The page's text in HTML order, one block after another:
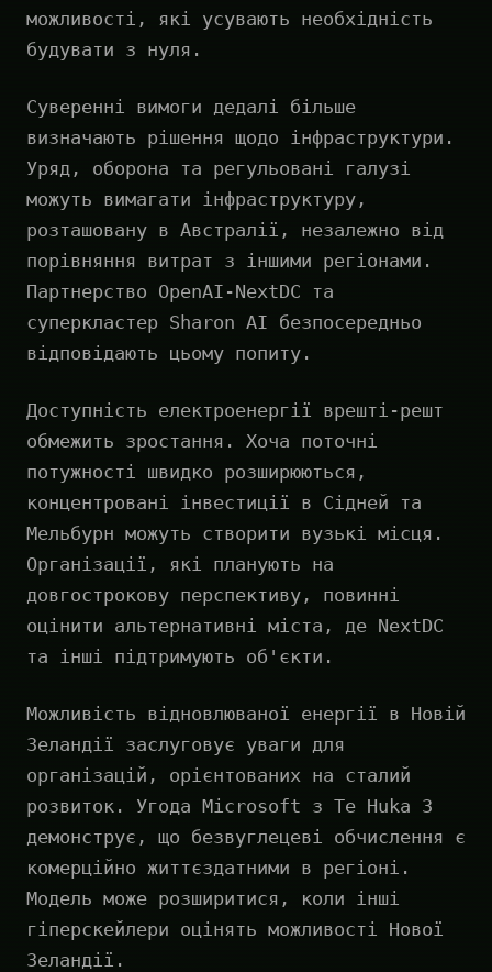
можливості, які усувають необхідність
будувати з нуля.
Суверенні вимоги дедалі більше
визначають рішення щодо інфраструктури.
Уряд, оборона та регульовані галузі
можуть вимагати інфраструктуру,
розташовану в Австралії, незалежно від
порівняння витрат з іншими регіонами.
Партнерство OpenAI-NextDC та
суперкластер Sharon AI безпосередньо
відповідають цьому попиту.
Доступність електроенергії врешті-решт
обмежить зростання. Хоча поточні
потужності швидко розширюються,
концентровані інвестиції в Сідней та
Мельбурн можуть створити вузькі місця.
Організації, які планують на
довгострокову перспективу, повинні
оцінити альтернативні міста, де NextDC
та інші підтримують об'єкти.
Можливість відновлюваної енергії в Новій
Зеландії заслуговує уваги для
організацій, орієнтованих на сталий
розвиток. Угода Microsoft з Te Huka 3
демонструє, що безвуглецеві обчислення є
комерційно життєздатними в регіоні.
Модель може розширитися, коли інші
гіперскейлери оцінять можливості Нової
Зеландії.